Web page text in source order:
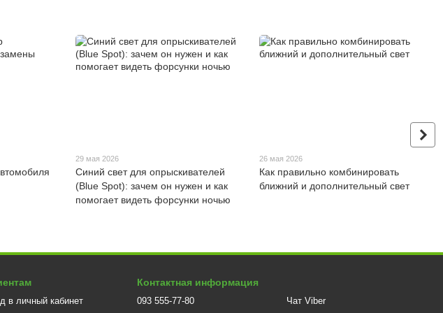
29 мая 2026
Синий свет для опрыскивателей
(Blue Spot): зачем он нужен и как
помогает видеть форсунки ночью
26 мая 2026
Как правильно комбинировать
ближний и дополнительный свет
в личный кабинет
Контактная информация
093 555-77-80 Чат Viber